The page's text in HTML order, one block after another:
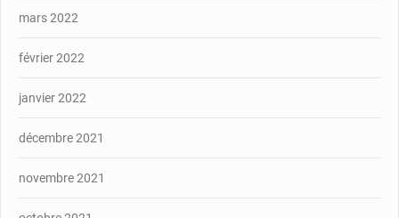
mars 2022
février 2022
janvier 2022
décembre 2021
novembre 2021